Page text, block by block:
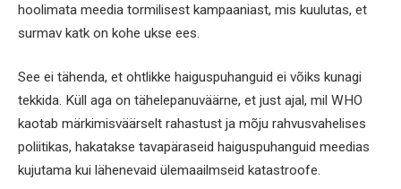
hoolimata meedia tormilisest kampaaniast, mis kuulutas, et
surmav katk on kohe ukse ees.
See ei tähenda, et ohtlikke haiguspuhanguid ei võiks kunagi
tekkida. Küll aga on tähelepanuväärne, et just ajal, mil WHO
kaotab märkimisväärselt rahastust ja mõju rahvusvahelises
poliitikas, hakatakse tavapäraseid haiguspuhanguid meedias
kujutama kui lähenevaid ülemaailmseid katastroofe.